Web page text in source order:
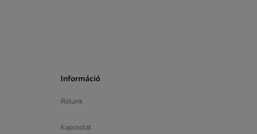
Információ
Rólunk
Kapcsolat